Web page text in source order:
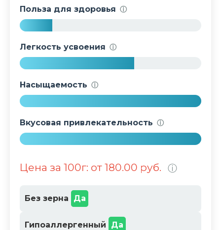
Польза для здоровья ⓘ
Легкость усвоения ⓘ
Насыщаемость ⓘ
1
%
Вкусовая привлекательность ⓘ
1
Цена за 100г: от 180.00 руб. ⓘ
Без зерна Да
Гипоаллергенный Да